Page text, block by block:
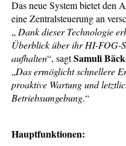
Das neue System bietet den
eine Zentralsteuerung an
„ Dank dieser Technologie
Überblick über ihr HI-FOG-
aufhalten“, sagtSamuli Bäck
„Das ermöglicht schnellere
proaktive Wartung und
Betriebsumgebung.“
Hauptfunktionen: